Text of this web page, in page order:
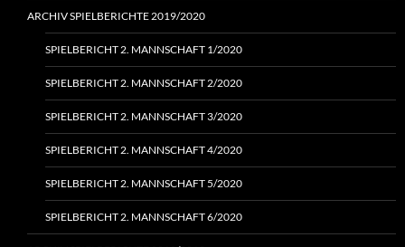
ARCHIV SPIELBERICHTE 2019/2020
SPIELBERICHT 2. MANNSCHAFT 1/2020
SPIELBERICHT 2. MANNSCHAFT 2/2020
SPIELBERICHT 2. MANNSCHAFT 3/2020
SPIELBERICHT 2. MANNSCHAFT 4/2020
SPIELBERICHT 2. MANNSCHAFT 5/2020
SPIELBERICHT 2. MANNSCHAFT 6/2020